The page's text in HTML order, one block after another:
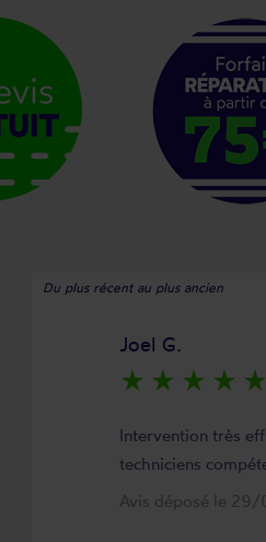
Du plus récent au plus ancien
Joel G.
star_rate star_rate star_rate star_rate star_rate
Intervention très
techniciens
Avis déposé le